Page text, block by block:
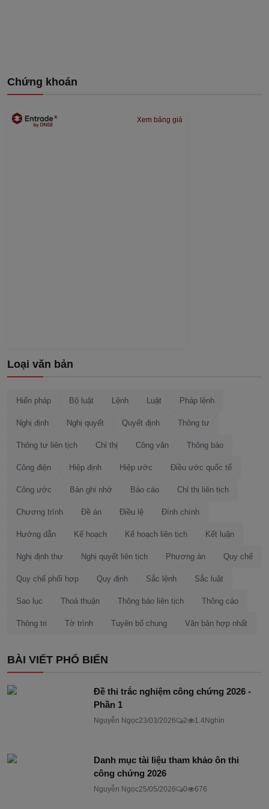
Chứng khoán
Xem bảng giá
Loại văn bản
Hiến pháp Bộ luật Lệnh Luật Pháp lệnh
Nghị định Nghị quyết Quyết định Thông tư
Thông tư liên tịch Chỉ thị Công văn Thông báo
Công điện Hiệp định Hiệp ước Điều ước quốc tế
Công ước Bản ghi nhớ Báo cáo Chỉ thị liên tịch
Chương trình Đề án Điều lệ Đính chính
Hướng dẫn Kế hoạch Kế hoạch liên tịch Kết luận
Nghị định thư Nghị quyết liên tịch Phương án Quy chế
Quy chế phối hợp Quy định Sắc lệnh Sắc luật
Sao lục Thoả thuận Thông báo liên tịch Thông cáo
Thông tri Tờ trình Tuyên bố chung Văn bản hợp nhất
BÀI VIẾT PHỔ BIẾN
Đề thi trắc nghiệm công chứng 2026 -
Phần 1
Nguyễn Ngọc23/03/2026 2 1.4Nghìn
Danh mục tài liệu tham khảo ôn thi
công chứng 2026
Nguyễn Ngọc25/05/2026 0 676